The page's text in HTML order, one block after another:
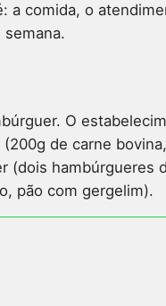
comida, o
O
de carne
hambúrgueres
pão com gergelim).